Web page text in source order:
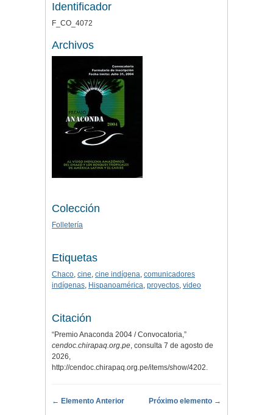
Identificador
F_CO_4072
Archivos
Colección
Folletería
Etiquetas
Chaco, cine, cine indígena, comunicadores
indígenas, Hispanoamérica, proyectos, video
Citación
“Premio Anaconda 2004 / Convocatoria,”
cendoc.chirapaq.org.pe, consulta 7 de agosto de
2026,
http://cendoc.chirapaq.org.pe/items/show/4202.
← Elemento Anterior Próximo elemento →